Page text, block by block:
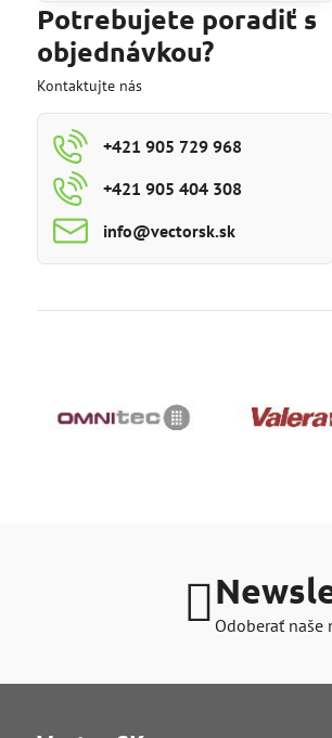
Potrebujete poradiť s
objednávkou?
Kontaktujte nás
+421 905 729 968
+421 905 404 308
info​@vectorsk​.sk
Odoberať naše